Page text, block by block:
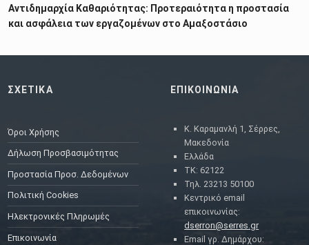
Αντιδημαρχία Καθαριότητας: Προτεραιότητα η προστασία
και ασφάλεια των εργαζομένων στο Αμαξοστάσιο
ΣΧΕΤΙΚΑ
Όροι Χρήσης
Δήλωση Προσβασιμότητας
Προστασία Προσ. Δεδομένων
Πολιτική Cookies
Ηλεκτρονικές Πληρωμές
Επικοινωνία
ΕΠΙΚΟΙΝΩΝΙΑ
Κ. Καραμανλή 1, Σέρρες,
Μακεδονία
Ελλάδα
ΤΚ: 62122
Τηλ. 23213 50100
Κεντρικό email
επικοινωνίας:
dserron@serres.gr
Email γρ. Δημάρχου: